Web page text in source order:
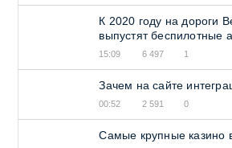
К 2020 году на дороги
выпустят беспилотные
15:09 6 497 1
Зачем на сайте
00:52 2 591 0
Самые крупные казино